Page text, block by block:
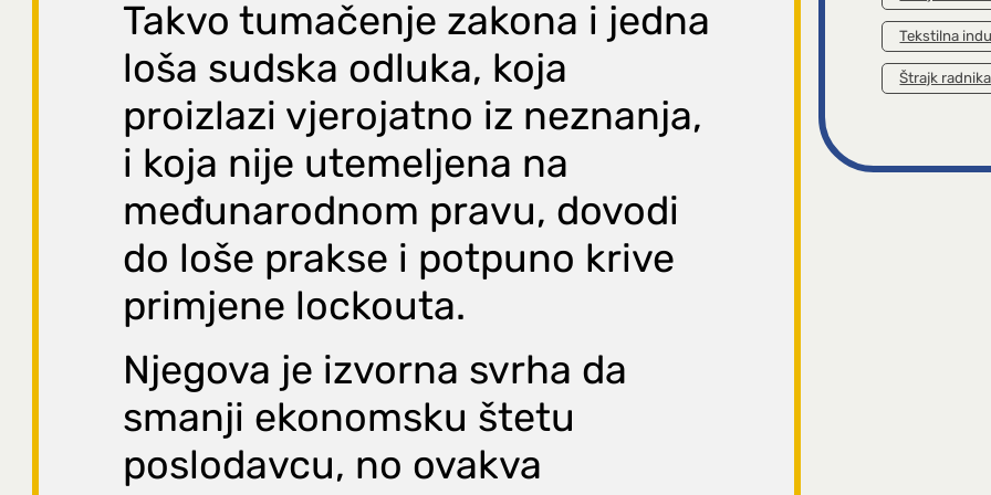
Takvo tumačenje zakona i jedna
loša sudska odluka, koja
proizlazi vjerojatno iz neznanja,
i koja nije utemeljena na
međunarodnom pravu, dovodi
do loše prakse i potpuno krive
primjene lockouta.
Njegova je izvorna svrha da
smanji ekonomsku štetu
poslodavcu, no ovakva
Tekstilna
Štrajk radnika